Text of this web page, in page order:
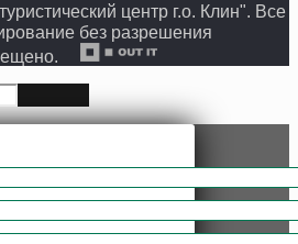
центр г.о. Клин". Все
без разрешения